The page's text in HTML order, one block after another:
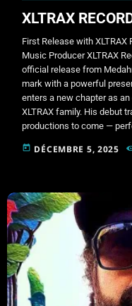
XLTRAX
First Release with
Music Producer XLTRAX
official release from
mark with a powerful
enters a new chapter as
XLTRAX family. His debut
productions to come —
today DÉCEMBRE 5, 2025